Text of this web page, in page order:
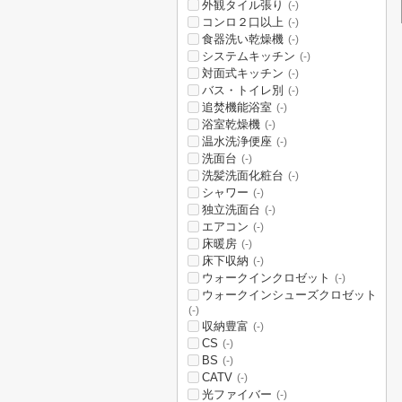
外観タイル張り (-)
コンロ２口以上 (-)
食器洗い乾燥機 (-)
システムキッチン (-)
対面式キッチン (-)
バス・トイレ別 (-)
追焚機能浴室 (-)
浴室乾燥機 (-)
温水洗浄便座 (-)
洗面台 (-)
洗髪洗面化粧台 (-)
シャワー (-)
独立洗面台 (-)
エアコン (-)
床暖房 (-)
床下収納 (-)
ウォークインクロゼット (-)
ウォークインシューズクロゼット
(-)
収納豊富 (-)
CS (-)
BS (-)
CATV (-)
光ファイバー (-)